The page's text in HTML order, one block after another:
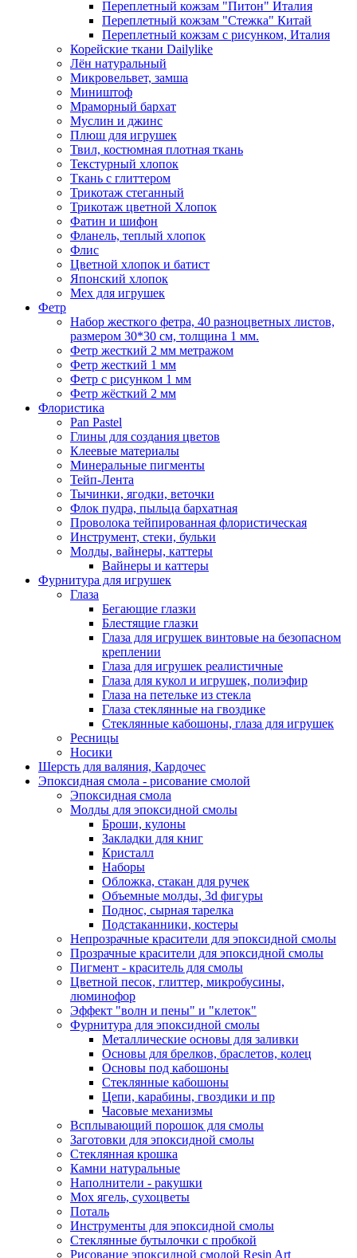
Переплетный кожзам "Питон" Италия
Переплетный кожзам "Стежка" Китай
Переплетный кожзам с рисунком, Италия
Корейские ткани Dailylike
Лён натуральный
Микровельвет, замша
Миништоф
Мраморный бархат
Муслин и джинс
Плюш для игрушек
Твил, костюмная плотная ткань
Текстурный хлопок
Ткань с глиттером
Трикотаж стеганный
Трикотаж цветной Хлопок
Фатин и шифон
Фланель, теплый хлопок
Флис
Цветной хлопок и батист
Японский хлопок
Мех для игрушек
Фетр
Набор жесткого фетра, 40 разноцветных листов,
размером 30*30 см, толщина 1 мм.
Фетр жесткий 2 мм метражом
Фетр жесткий 1 мм
Фетр с рисунком 1 мм
Фетр жёсткий 2 мм
Флористика
Pan Pastel
Глины для создания цветов
Клеевые материалы
Минеральные пигменты
Тейп-Лента
Тычинки, ягодки, веточки
Флок пудра, пыльца бархатная
Проволока тейпированная флористическая
Инструмент, стеки, бульки
Молды, вайнеры, каттеры
Вайнеры и каттеры
Фурнитура для игрушек
Глаза
Бегающие глазки
Блестящие глазки
Глаза для игрушек винтовые на безопасном
креплении
Глаза для игрушек реалистичные
Глаза для кукол и игрушек, полиэфир
Глаза на петельке из стекла
Глаза стеклянные на гвоздике
Стеклянные кабошоны, глаза для игрушек
Ресницы
Носики
Шерсть для валяния, Кардочес
Эпоксидная смола - рисование смолой
Эпоксидная смола
Молды для эпоксидной смолы
Броши, кулоны
Закладки для книг
Кристалл
Наборы
Обложка, стакан для ручек
Объемные молды, 3d фигуры
Поднос, сырная тарелка
Подстаканники, костеры
Непрозрачные красители для эпоксидной смолы
Прозрачные красители для эпоксидной смолы
Пигмент - краситель для смолы
Цветной песок, глиттер, микробусины,
люминофор
Эффект "волн и пены" и "клеток"
Фурнитура для эпоксидной смолы
Металлические основы для заливки
Основы для брелков, браслетов, колец
Основы под кабошоны
Стеклянные кабошоны
Цепи, карабины, гвоздики и пр
Часовые механизмы
Всплывающий порошок для смолы
Заготовки для эпоксидной смолы
Стеклянная крошка
Камни натуральные
Наполнители - ракушки
Мох ягель, сухоцветы
Поталь
Инструменты для эпоксидной смолы
Стеклянные бутылочки с пробкой
Рисование эпоксидной смолой Resin Art